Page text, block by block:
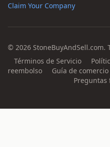
Claim Your Company
© 2026 StoneBuyAndSell.com.
Términos de Servicio
reembolso
Guía de
Preguntas